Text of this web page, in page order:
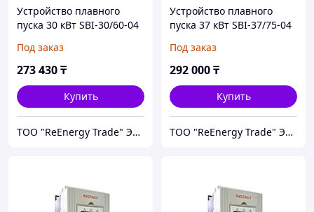
Устройство плавного
пуска 30 кВт SBI-30/60-04
Под заказ
273 430₸
Купить
ТОО "ReEnergy Trade" Энергоэффективные технологии и оборудование
Устройство плавного
пуска 37 кВт SBI-37/75-04
Под заказ
292 000₸
Купить
ТОО "ReEnergy Trade" Энергоэффективные технологии и оборудование